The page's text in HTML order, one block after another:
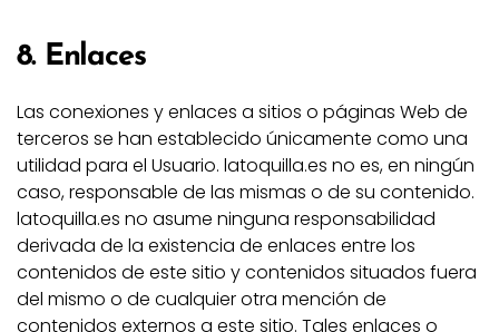
8. Enlaces
Las conexiones y enlaces a sitios o páginas Web de
terceros se han establecido únicamente como una
utilidad para el Usuario. latoquilla.es no es, en ningún
caso, responsable de las mismas o de su contenido.
latoquilla.es no asume ninguna responsabilidad
derivada de la existencia de enlaces entre los
contenidos de este sitio y contenidos situados fuera
del mismo o de cualquier otra mención de
contenidos externos a este sitio. Tales enlaces o